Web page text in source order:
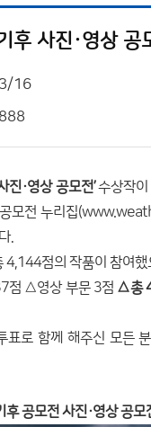
16
진·영상 공모전’수상작이
모전 누리집(
.
4,144점의 작품이 참여했
점 △영상 부문 3점 △총
표로 함께 해주신 모든
공모전 사진·영상 공